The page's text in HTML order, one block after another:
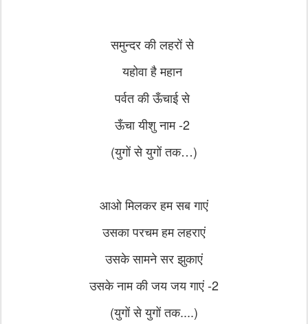
समुन्दर की लहरों से
यहोवा है महान
पर्वत की ऊँचाई से
ऊँचा यीशु नाम -2
(युगों से युगों तक…)
आओ मिलकर हम सब गाएं
उसका परचम हम लहराएं
उसके सामने सर झुकाएं
उसके नाम की जय जय गाएं -2
(युगों से युगों तक....)